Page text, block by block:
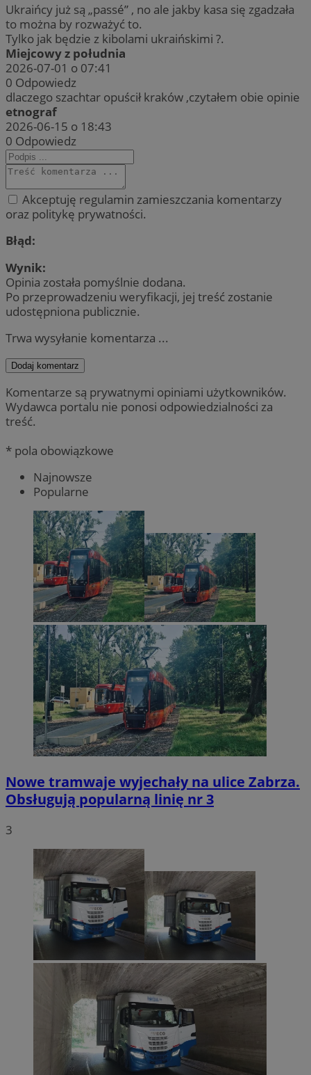
Ukraińcy już są „passé” , no ale jakby kasa się zgadzała
to można by rozważyć to.
Tylko jak będzie z kibolami ukraińskimi ?.
Miejcowy z południa
2026-07-01 o 07:41
0 Odpowiedz
dlaczego szachtar opuścił kraków ,czytałem obie opinie
etnograf
2026-06-15 o 18:43
0 Odpowiedz
Akceptuję regulamin zamieszczania komentarzy
oraz politykę prywatności.
Błąd:
Wynik:
Opinia została pomyślnie dodana.
Po przeprowadzeniu weryfikacji, jej treść zostanie
udostępniona publicznie.
Trwa wysyłanie komentarza ...
Dodaj komentarz
Komentarze są prywatnymi opiniami użytkowników.
Wydawca portalu nie ponosi odpowiedzialności za
treść.
* pola obowiązkowe
Najnowsze
Popularne
Nowe tramwaje wyjechały na ulice Zabrza.
Obsługują popularną linię nr 3
3